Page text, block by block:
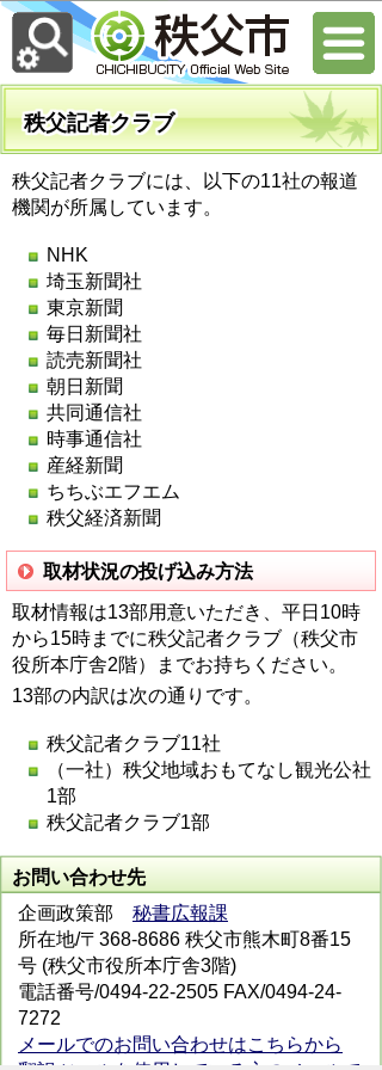
秩父記者クラブ
秩父記者クラブには、以下の11社の報道
機関が所属しています。
NHK
埼玉新聞社
東京新聞
毎日新聞社
読売新聞社
朝日新聞
共同通信社
時事通信社
産経新聞
ちちぶエフエム
秩父経済新聞
取材状況の投げ込み方法
取材情報は13部用意いただき、平日10時
から15時までに秩父記者クラブ（秩父市
役所本庁舎2階）までお持ちください。
13部の内訳は次の通りです。
秩父記者クラブ11社
（一社）秩父地域おもてなし観光公社
1部
秩父記者クラブ1部
お問い合わせ先
企画政策部 秘書広報課
所在地/〒368-8686 秩父市熊木町8番15
号 (秩父市役所本庁舎3階)
電話番号/0494-22-2505 FAX/0494-24-
7272
メールでのお問い合わせはこちらから